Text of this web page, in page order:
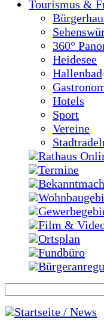
Tourismus &
360°
Heidesee
Hallenbad
Hotels
Sport
Vereine
Rathaus
Termine
Film &
Ortsplan
Fundbüro
Startseite / News